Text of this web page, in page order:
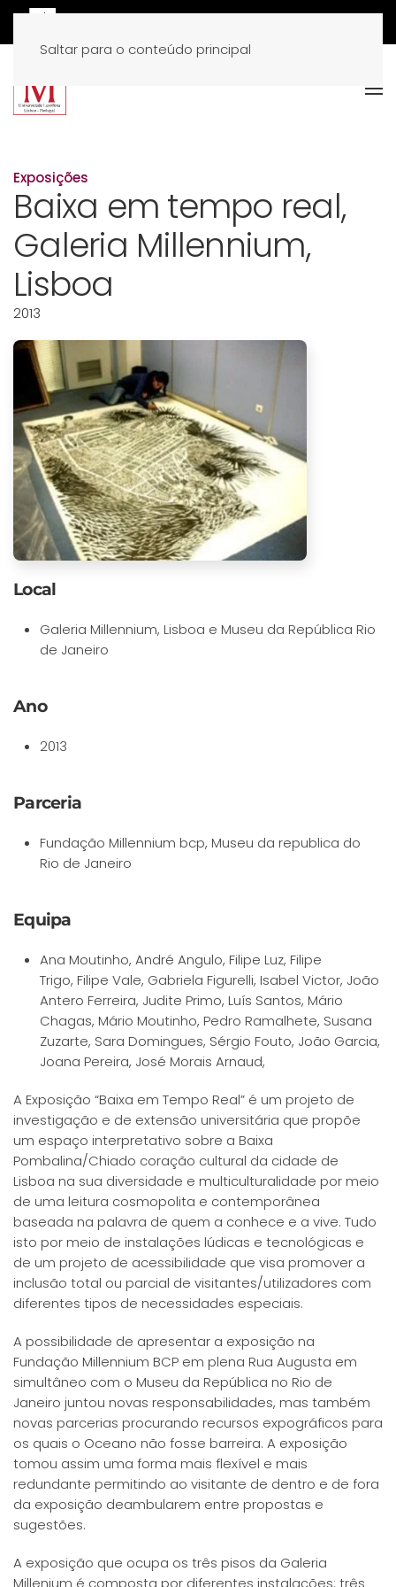
Saltar para o conteúdo principal
Exposições
Baixa em tempo real,
Galeria Millennium,
Lisboa
2013
Local
Galeria Millennium, Lisboa e Museu da República Rio
de Janeiro
Ano
2013
Parceria
Fundação Millennium bcp, Museu da republica do
Rio de Janeiro
Equipa
Ana Moutinho, André Angulo, Filipe Luz, Filipe
Trigo, Filipe Vale, Gabriela Figurelli, Isabel Victor, João
Antero Ferreira, Judite Primo, Luís Santos, Mário
Chagas, Mário Moutinho, Pedro Ramalhete, Susana
Zuzarte, Sara Domingues, Sérgio Fouto, João Garcia,
Joana Pereira, José Morais Arnaud,
A Exposição “Baixa em Tempo Real” é um projeto de
investigação e de extensão universitária que propõe
um espaço interpretativo sobre a Baixa
Pombalina/Chiado coração cultural da cidade de
Lisboa na sua diversidade e multiculturalidade por meio
de uma leitura cosmopolita e contemporânea
baseada na palavra de quem a conhece e a vive. Tudo
isto por meio de instalações lúdicas e tecnológicas e
de um projeto de acessibilidade que visa promover a
inclusão total ou parcial de visitantes/utilizadores com
diferentes tipos de necessidades especiais.
A possibilidade de apresentar a exposição na
Fundação Millennium BCP em plena Rua Augusta em
simultâneo com o Museu da República no Rio de
Janeiro juntou novas responsabilidades, mas também
novas parcerias procurando recursos expográficos para
os quais o Oceano não fosse barreira. A exposição
tomou assim uma forma mais flexível e mais
redundante permitindo ao visitante de dentro e de fora
da exposição deambularem entre propostas e
sugestões.
A exposição que ocupa os três pisos da Galeria
Millenium é composta por diferentes instalações: três